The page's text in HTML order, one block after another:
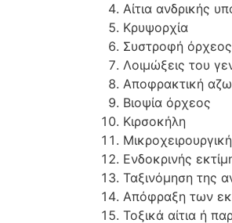
Αίτια ανδρικής
Κρυψορχία
Συστροφή όρχεος
Λοιμώξεις του
Αποφρακτική
Βιοψία όρχεος
Κιρσοκήλη
Μικροχειρουργική
Ενδοκρινής
Ταξινόμηση της
Απόφραξη των
Τοξικά αίτια ή